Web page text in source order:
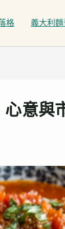
格 義大利
意與